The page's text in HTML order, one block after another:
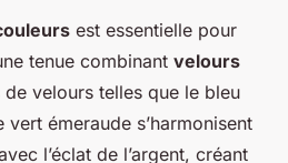
est essentielle pour
tenue combinant velours
de velours telles que le bleu
émeraude s’harmonisent
l’éclat de l’argent, créant